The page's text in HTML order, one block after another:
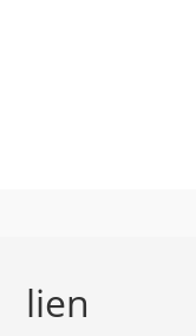
lien